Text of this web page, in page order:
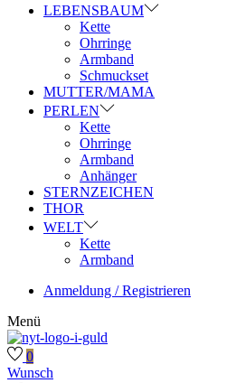
LEBENSBAUM
Kette
Ohrringe
Armband
Schmuckset
MUTTER/MAMA
PERLEN
Kette
Ohrringe
Armband
Anhänger
STERNZEICHEN
THOR
WELT
Kette
Armband
Anmeldung / Registrieren
Menü
0
Wunsch